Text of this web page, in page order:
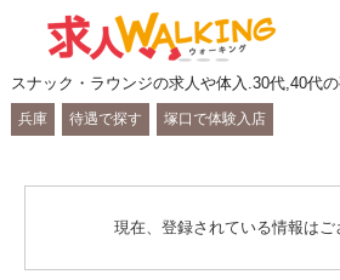
スナック・ラウンジの求人や体入.30代,40代
兵庫 待遇で探す 塚口で体験入店
現在、登録されている情報はご